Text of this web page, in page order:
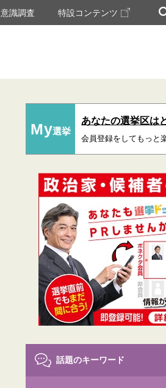
意識調査 特設コンテンツ
My選挙
あなたの選挙区は
会員登録をしてもっと
話題のキーワード